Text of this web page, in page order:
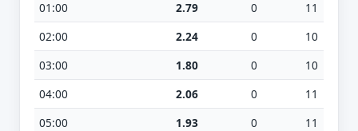
01:00
2.79 0
11
02:00
2.24 0
10
03:00
1.80 0
10
04:00
2.06 0
11
05:00
1.93 0
11